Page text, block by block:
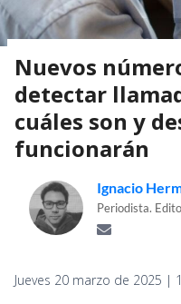
Nuevos
detectar
cuáles son y
funcionarán
Ignacio
Periodista.
Jueves 20 marzo de 2025 |